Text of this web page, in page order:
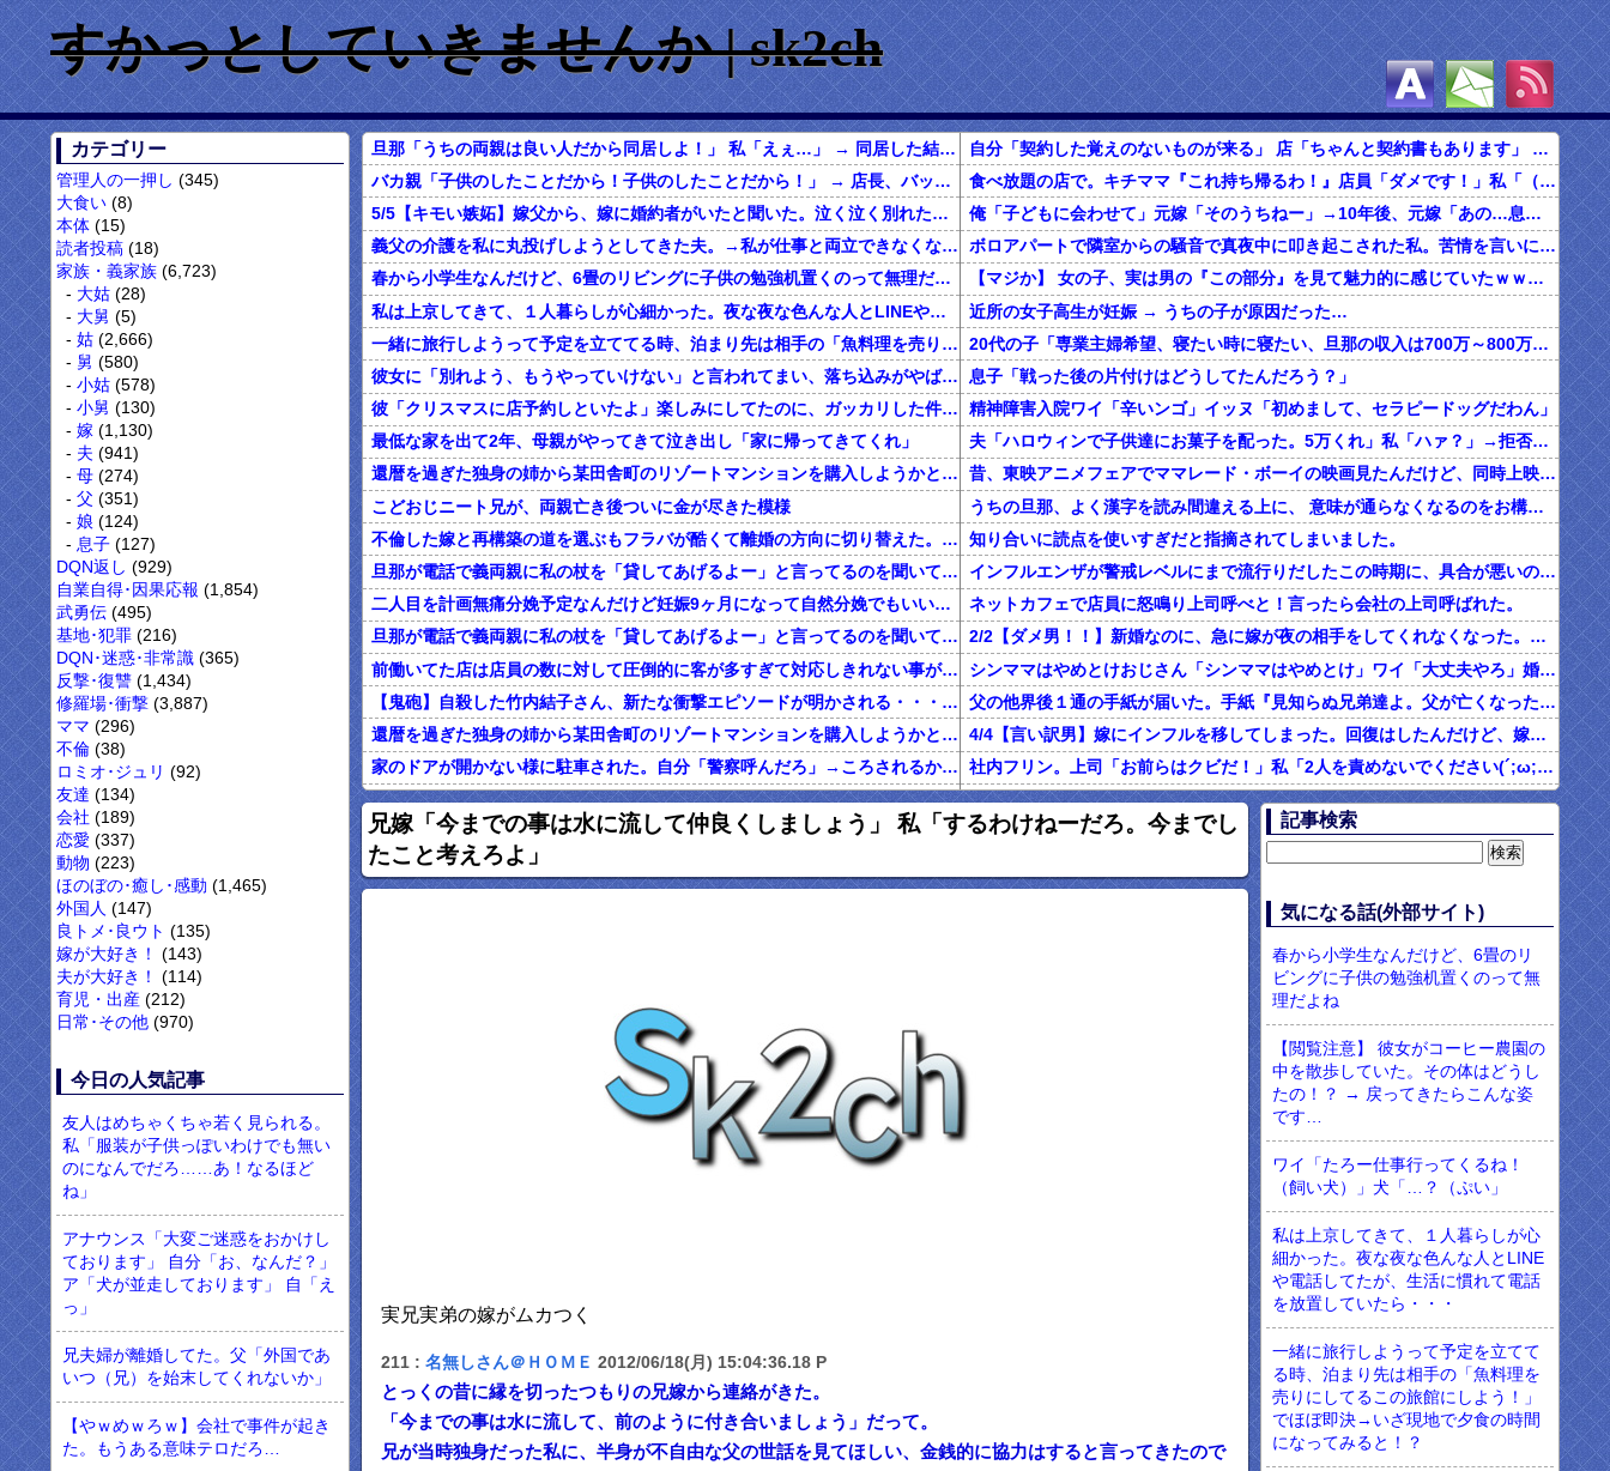
すかっとしていきませんか | sk2ch
カテゴリー
管理人の一押し (345)
大食い (8)
本体 (15)
読者投稿 (18)
家族・義家族 (6,723)
大姑(28)
大舅 (5)
姑(2,666)
舅 (580)
小姑(578)
小舅 (130)
嫁(1,130)
夫 (941)
母(274)
父 (351)
娘 (124)
息子(127)
DQN返し (929)
自業自得･因果応報 (1,854)
武勇伝 (495)
基地･犯罪 (216)
DQN･迷惑･非常識 (365)
反撃･復讐 (1,434)
修羅場･衝撃 (3,887)
ママ (296)
不倫 (38)
ロミオ･ジュリ (92)
友達 (134)
会社 (189)
恋愛 (337)
動物 (223)
ほのぼの･癒し･感動 (1,465)
外国人 (147)
良トメ･良ウト (135)
嫁が大好き！
(143)
夫が大好き！
(114)
育児・出産 (212)
日常･その他 (970)
今日の人気記事
友人はめちゃくちゃ若く見られる。
私「服装が子供っぽいわけでも無い
のになんでだろ……あ！なるほど
ね」
アナウンス「大変ご迷惑をおかけし
ております」 自分「お、なんだ？」
ア「犬が並走しております」 自「え
っ」
兄夫婦が離婚してた。父「外国であ
いつ（兄）を始末してくれないか」
【やｗめｗろｗ】会社で事件が起き
た。もうある意味テロだろ…
旦那「うちの両親は良い人だから同居しよ！」 私「えぇ…」 → 同居した結果…
バカ親「子供のしたことだから！子供のしたことだから！」 → 店長、バッサり処す
5/5【キモい嫉妬】嫁父から、嫁に婚約者がいたと聞いた。泣く泣く別れたって事は今でも連絡取ってるはず！許してやるから今後は俺に敬語！俺の命令は絶対！俺に生涯尽くせ！！→結果…
義父の介護を私に丸投げしようとしてきた夫。→私が仕事と両立できなくなって過労で倒れたら…
春から小学生なんだけど、6畳のリビングに子供の勉強机置くのって無理だよね
私は上京してきて、１人暮らしが心細かった。夜な夜な色んな人とLINEや電話してたが、生活に慣れて電話を放置していたら・・・
一緒に旅行しようって予定を立ててる時、泊まり先は相手の「魚料理を売りにしてるこの旅館にしよう！」でほぼ即決→いざ現地で夕食の時間になってみると！？
彼女に「別れよう、もうやっていけない」と言われてまい、落ち込みがやばい←報告者がきもすぎたｗｗｗｗｗ
彼「クリスマスに店予約しといたよ」楽しみにしてたのに、ガッカリした件ｗｗｗｗｗ
最低な家を出て2年、母親がやってきて泣き出し「家に帰ってきてくれ」
還暦を過ぎた独身の姉から某田舎町のリゾートマンションを購入しようかと思うと相談された
こどおじニート兄が、両親亡き後ついに金が尽きた模様
不倫した嫁と再構築の道を選ぶもフラバが酷くて離婚の方向に切り替えた。しかし親まで召喚して抵抗する嫁を見てるうちに「俺もすればいいじゃん」という結...
旦那が電話で義両親に私の杖を「貸してあげるよー」と言ってるのを聞いてしまった
二人目を計画無痛分娩予定なんだけど妊娠9ヶ月になって自然分娩でもいいかなって思うようになってきた
旦那が電話で義両親に私の杖を「貸してあげるよー」と言ってるのを聞いてしまった
前働いてた店は店員の数に対して圧倒的に客が多すぎて対応しきれない事がしょっちゅうあった
【鬼砲】自殺した竹内結子さん、新たな衝撃エピソードが明かされる・・・これは・・・
還暦を過ぎた独身の姉から某田舎町のリゾートマンションを購入しようかと思うと相談された
家のドアが開かない様に駐車された。自分「警察呼んだろ」→ころされるかと思った…
オレがカウンセリングに行くきっかけになった女の話
俺「養育費で野球観戦なんていい身分だな」元嫁「普通に生活してたら野球くらい行けます。いちいち連絡して来ないで」俺「ふざけんな！」→結果…
妻が置手紙を残し失踪、農業経営に必要な数千万円を持ち逃げし、妻の両親に事情を説明。失踪から1週間後に妻の両親と話し合い中妻帰宅。妻の車がｱｳﾃﾞｨになり肌ﾂﾔﾂﾔ。すると
自分「契約した覚えのないものが来る」 店「ちゃんと契約書もあります」 → 旦那と確認した結果…
食べ放題の店で。キチママ『これ持ち帰るわ！』店員「ダメです！」私「（セコママだ！）」キチ『食べ放題だし持ち帰っても一緒よ！』 → すると突然...
俺「子どもに会わせて」元嫁「そのうちねー」→10年後、元嫁「あの…息子が…」
ボロアパートで隣室からの騒音で真夜中に叩き起こされた私。苦情を言いに行くと、DQNがビクビク震えながら一言ｗｗｗ
【マジか】 女の子、実は男の『この部分』を見て魅力的に感じていたｗｗｗｗｗｗｗｗ
近所の女子高生が妊娠 → うちの子が原因だった…
20代の子「専業主婦希望、寝たい時に寝たい、旦那の収入は700万～800万ぐらい。友達とランチ、ヨガ、エステ」→結果…
息子「戦った後の片付けはどうしてたんだろう？」
精神障害入院ワイ「辛いンゴ」イッヌ「初めまして、セラピードッグだわん」
夫「ハロウィンで子供達にお菓子を配った。5万くれ」私「ハァ？」→拒否したら離婚しようと言われ...
昔、東映アニメフェアでママレード・ボーイの映画見たんだけど、同時上映がスラムダンクとドラゴンボールだったんだよな。
うちの旦那、よく漢字を読み間違える上に、 意味が通らなくなるのをお構いなしにそのまま無理やり読もうとする。
知り合いに読点を使いすぎだと指摘されてしまいました。
インフルエンザが警戒レベルにまで流行りだしたこの時期に、具合が悪いのに頑なに病院に行こうとしない同居の義姉。
ネットカフェで店員に怒鳴り上司呼べと！言ったら会社の上司呼ばれた。
2/2【ダメ男！！】新婚なのに、急に嫁が夜の相手をしてくれなくなった。その代わり口ではしてくれるんだけど…仕事もちょくちょく休んでるみたいだし。これって真っ黒？？→結果…
シンママはやめとけおじさん「シンママはやめとけ」ワイ「大丈夫やろ」婚姻届け提出⇒結果！！
父の他界後１通の手紙が届いた。手紙『見知らぬ兄弟達よ。父が亡くなったそうだが我々は二千万ほどだけ貰えたら後は遺産は一切いらない。だからくれ』 → なんと…
4/4【言い訳男】嫁にインフルを移してしまった。回復はしたんだけど、嫁「こっちは病み上がりでフラフラしてるのにあんたはTV見て。手伝う気はないわけ？」→そりゃない事もないけど
社内フリン。上司「お前らはクビだ！」私「2人を責めないでください(´;ω;｀)私さえいなければいいんです」 みんな「！？」 → 狙い通りだった・・・
私「初めて飲む味だけどなんのお茶？」彼「ちっ！」私「」
【ネット騒然】惨殺されたタワマン頂き女子のこの動画、すげえええええｗｗｗｗｗｗｗｗｗｗｗ
百年の恋12-899 食べた量を張り合ってくる
【マジかよ】現役のヤクサ"が5chに降臨 → 衝撃の暴露を開始・・・！！！
兄嫁「今までの事は水に流して仲良くしましょう」 私「するわけねーだろ。今までし
たこと考えろよ」
実兄実弟の嫁がムカつく
211 : 名無しさん＠ＨＯＭＥ 2012/06/18(月) 15:04:36.18 P
とっくの昔に縁を切ったつもりの兄嫁から連絡がきた。
「今までの事は水に流して、前のように付き合いましょう」だって。
兄が当時独身だった私に、半身が不自由な父の世話を見てほしい、金銭的に協力はすると言ってきたので
記事検索
気になる話(外部サイト)
春から小学生なんだけど、6畳のリ
ビングに子供の勉強机置くのって無
理だよね
【閲覧注意】 彼女がコーヒー農園の
中を散歩していた。その体はどうし
たの！？ → 戻ってきたらこんな姿
です…
ワイ「たろー仕事行ってくるね！
（飼い犬）」犬「…？（ぷい」
私は上京してきて、１人暮らしが心
細かった。夜な夜な色んな人とLINE
や電話してたが、生活に慣れて電話
を放置していたら・・・
一緒に旅行しようって予定を立てて
る時、泊まり先は相手の「魚料理を
売りにしてるこの旅館にしよう！」
でほぼ即決→いざ現地で夕食の時間
になってみると！？